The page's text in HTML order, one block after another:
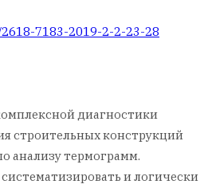
7183-2019-2-2-23-28
диагностики
строительных конструкций
анализу термограмм.
и логически